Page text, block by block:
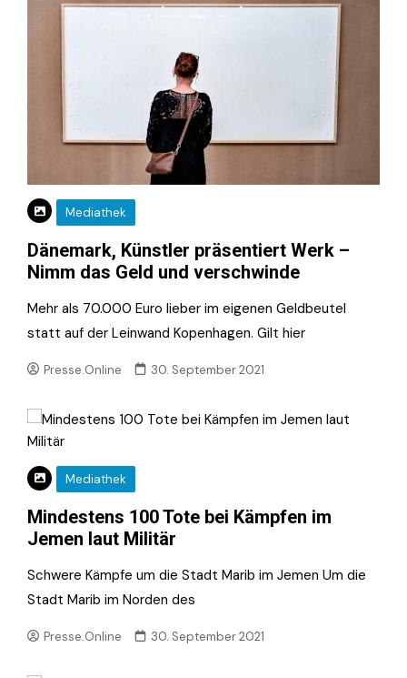
Mediathek
Dänemark, Künstler präsentiert Werk –
Nimm das Geld und verschwinde
Mehr als 70.000 Euro lieber im eigenen Geldbeutel
statt auf der Leinwand Kopenhagen. Gilt hier
Presse.Online 30. September 2021
Mediathek
Mindestens 100 Tote bei Kämpfen im
Jemen laut Militär
Schwere Kämpfe um die Stadt Marib im Jemen Um die
Stadt Marib im Norden des
Presse.Online 30. September 2021